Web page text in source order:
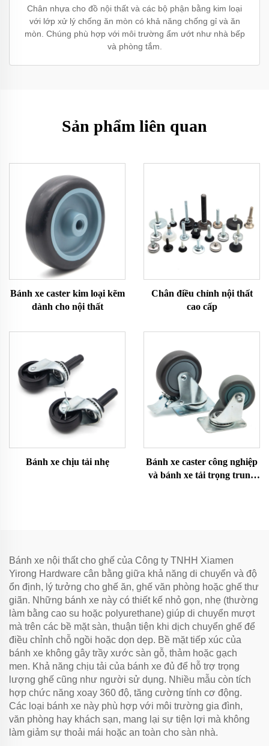
Chân nhựa cho đồ nội thất và các bộ phận bằng kim loại
với lớp xử lý chống ăn mòn có khả năng chống gỉ và ăn
mòn. Chúng phù hợp với môi trường ẩm ướt như nhà bếp
và phòng tắm.
Sản phẩm liên quan
Bánh xe caster kim loại kẽm
dành cho nội thất
Chân điều chỉnh nội thất
cao cấp
Bánh xe chịu tải nhẹ
Bánh xe caster công nghiệp
và bánh xe tải trọng trung
Bánh xe nội thất cho ghế của Công ty TNHH Xiamen
Yirong Hardware cân bằng giữa khả năng di chuyển và độ
ổn định, lý tưởng cho ghế ăn, ghế văn phòng hoặc ghế thư
giãn. Những bánh xe này có thiết kế nhỏ gọn, nhẹ (thường
làm bằng cao su hoặc polyurethane) giúp di chuyển mượt
mà trên các bề mặt sàn, thuận tiện khi dịch chuyển ghế để
điều chỉnh chỗ ngồi hoặc dọn dẹp. Bề mặt tiếp xúc của
bánh xe không gây trầy xước sàn gỗ, thảm hoặc gạch
men. Khả năng chịu tải của bánh xe đủ để hỗ trợ trọng
lượng ghế cũng như người sử dụng. Nhiều mẫu còn tích
hợp chức năng xoay 360 độ, tăng cường tính cơ động.
Các loại bánh xe này phù hợp với môi trường gia đình,
văn phòng hay khách sạn, mang lại sự tiện lợi mà không
làm giảm sự thoải mái hoặc an toàn cho sàn nhà.